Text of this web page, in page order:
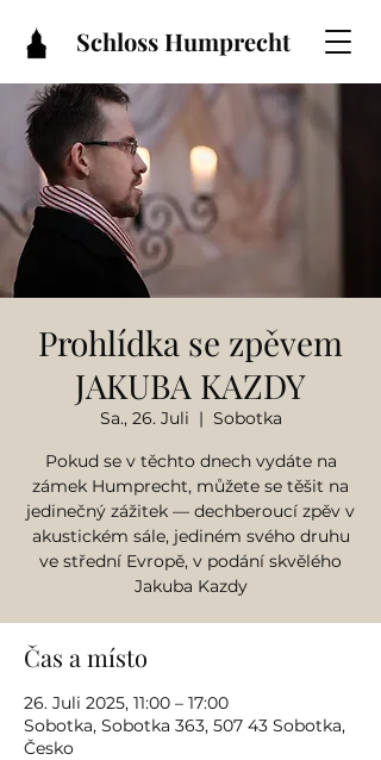
Schloss Humprecht
Prohlídka se zpěvem
JAKUBA KAZDY
Sa., 26. Juli
  |
Sobotka
Pokud se v těchto dnech vydáte na
zámek Humprecht, můžete se těšit na
jedinečný zážitek — dechberoucí zpěv v
akustickém sále, jediném svého druhu
ve střední Evropě, v podání skvělého
Jakuba Kazdy
Čas a místo
26. Juli 2025, 11:00 – 17:00
Sobotka, Sobotka 363, 507 43 Sobotka,
Česko